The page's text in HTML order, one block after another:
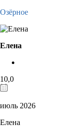
Озёрное
Елена
10,0
июль 2026
Елена